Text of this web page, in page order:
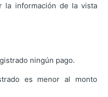
la información de la vista
ningún pago.
es menor al monto